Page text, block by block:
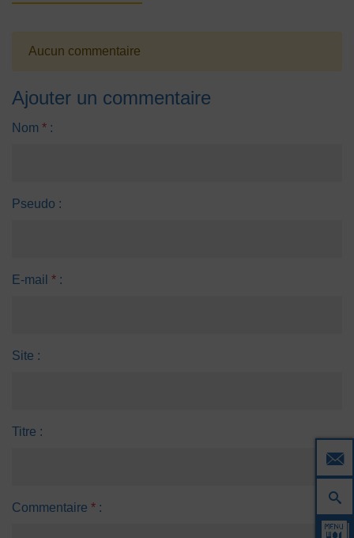
Aucun commentaire
Ajouter un commentaire
Nom * :
Pseudo :
E-mail * :
Site :
Titre :
Commentaire * :